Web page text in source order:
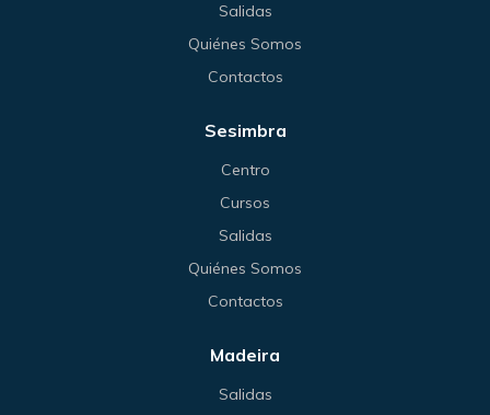
Salidas
Quiénes Somos
Contactos
Sesimbra
Centro
Cursos
Salidas
Quiénes Somos
Contactos
Madeira
Salidas